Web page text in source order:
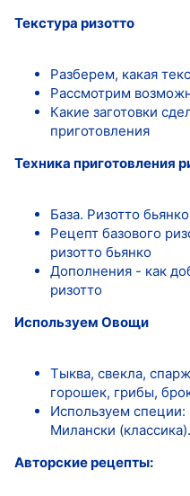
Текстура ризотто
Разберем, какая
Рассмотрим
Какие заготовки
приготовления
Техника приготовления
База. Ризотто
Рецепт базового
ризотто бьянко
Дополнения - как
ризотто
Используем Овощи
Тыква, свекла,
горошек, грибы,
Используем
Милански
Авторские рецепты: